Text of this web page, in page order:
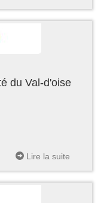
du Val-d'oise
Lire la suite